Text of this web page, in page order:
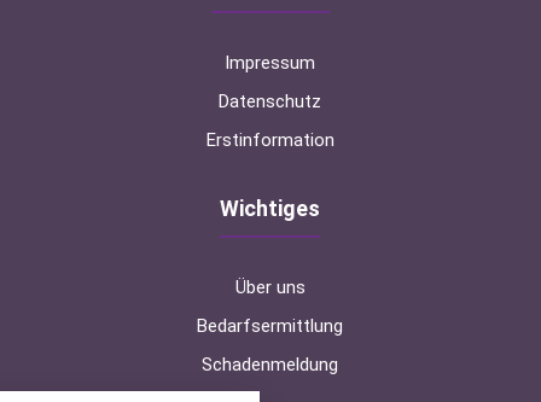
Impressum
Datenschutz
Erstinformation
Wichtiges
Über uns
Bedarfsermittlung
Schadenmeldung